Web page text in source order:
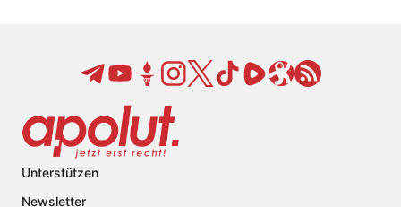
Unterstützen
Newsletter